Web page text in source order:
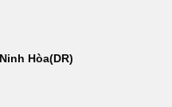
Hòa(DR)